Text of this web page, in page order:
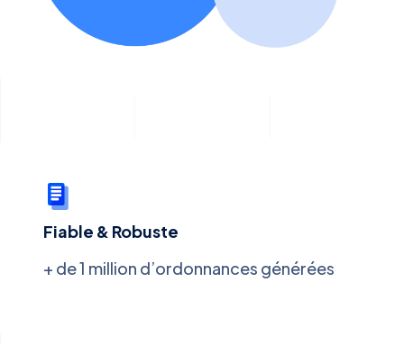
Fiable & Robuste
+ de 1 million d’ordonnances générées